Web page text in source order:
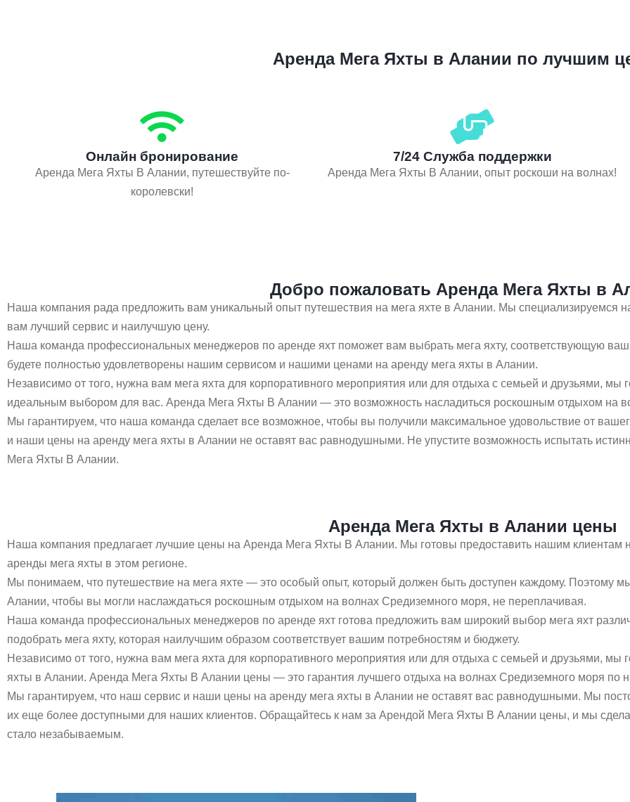
Аренда Мега Яхты в Алании по лучшим
Онлайн бронирование
Аренда Мега Яхты В Алании, путешествуйте по-
королевски!
7/24 Служба поддержки
Аренда Мега Яхты В Алании, опыт роскоши на волнах!
Добро пожаловать Аренда Мега Яхты в
Наша компания рада предложить вам уникальный опыт путешествия на мега яхте в Алании. Мы специализируемся
вам лучший сервис и наилучшую цену.
Наша команда профессиональных менеджеров по аренде яхт поможет вам выбрать мега яхту, соответствующую
будете полностью удовлетворены нашим сервисом и нашими ценами на аренду мега яхты в Алании.
Независимо от того, нужна вам мега яхта для корпоративного мероприятия или для отдыха с семьей и друзьями, мы
идеальным выбором для вас. Аренда Мега Яхты В Алании — это возможность насладиться роскошным отдыхом на
Мы гарантируем, что наша команда сделает все возможное, чтобы вы получили максимальное удовольствие от
и наши цены на аренду мега яхты в Алании не оставят вас равнодушными. Не упустите возможность испытать
Мега Яхты В Алании.
Аренда Мега Яхты в Алании цены
Наша компания предлагает лучшие цены на Аренда Мега Яхты В Алании. Мы готовы предоставить нашим клиентам
аренды мега яхты в этом регионе.
Мы понимаем, что путешествие на мега яхте — это особый опыт, который должен быть доступен каждому. Поэтому
Алании, чтобы вы могли наслаждаться роскошным отдыхом на волнах Средиземного моря, не переплачивая.
Наша команда профессиональных менеджеров по аренде яхт готова предложить вам широкий выбор мега яхт
подобрать мега яхту, которая наилучшим образом соответствует вашим потребностям и бюджету.
Независимо от того, нужна вам мега яхта для корпоративного мероприятия или для отдыха с семьей и друзьями,
яхты в Алании. Аренда Мега Яхты В Алании цены — это гарантия лучшего отдыха на волнах Средиземного моря по
Мы гарантируем, что наш сервис и наши цены на аренду мега яхты в Алании не оставят вас равнодушными. Мы
их еще более доступными для наших клиентов. Обращайтесь к нам за Арендой Мега Яхты В Алании цены, и мы
стало незабываемым.